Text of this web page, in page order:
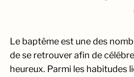
Le baptême est une des
de se retrouver afin de
heureux. Parmi les habitudes